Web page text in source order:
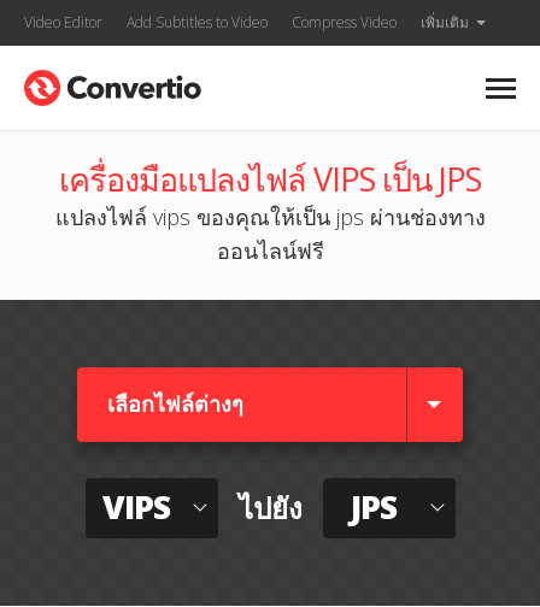
Video Editor Add Subtitles to Video Compress Video เพิ่มเติม
เครื่องมือแปลงไฟล์ VIPS เป็น JPS
แปลงไฟล์ vips ของคุณให้เป็น jps ผ่านช่องทาง
ออนไลน์ฟรี
เลือกไฟล์ต่างๆ​
VIPS ไปยัง JPS